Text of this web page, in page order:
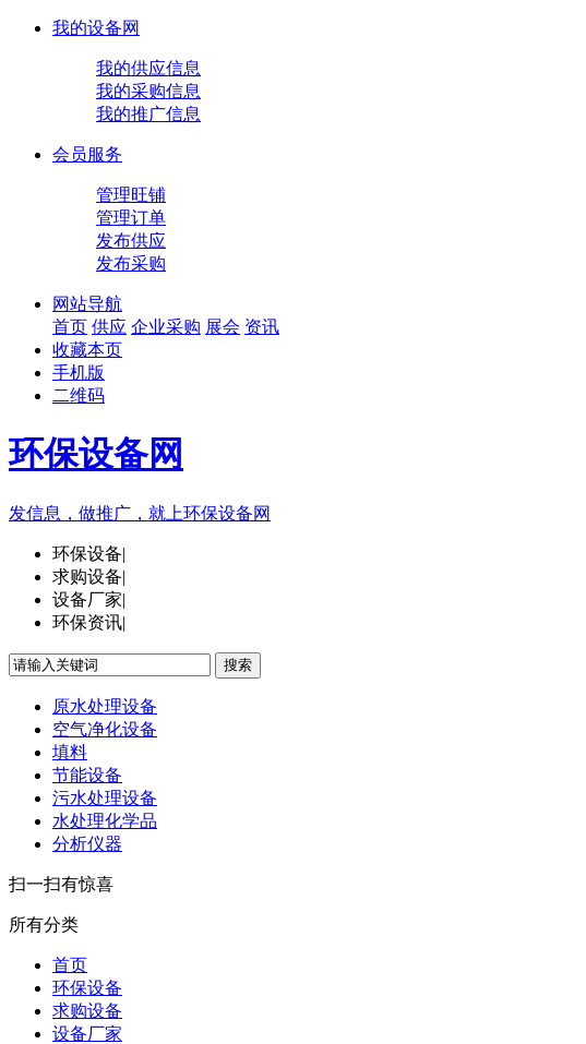
我的设备网
我的供应信息
我的采购信息
我的推广信息
会员服务
管理旺铺
管理订单
发布供应
发布采购
网站导航
首页 供应 企业采购 展会 资讯
收藏本页
手机版
二维码
环保设备网
发信息，做推广，就上环保设备网
环保设备|
求购设备|
设备厂家|
环保资讯|
搜索
原水处理设备
空气净化设备
填料
节能设备
污水处理设备
水处理化学品
分析仪器
扫一扫有惊喜
所有分类
首页
环保设备
求购设备
设备厂家